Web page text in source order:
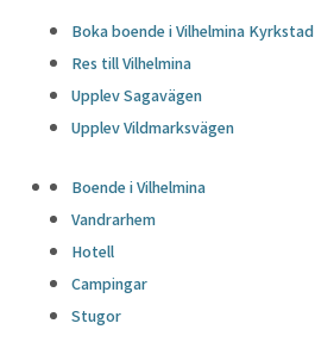
Boka boende i Vilhelmina Kyrkstad
Res till Vilhelmina
Upplev Sagavägen
Upplev Vildmarksvägen
Boende i Vilhelmina
Vandrarhem
Hotell
Campingar
Stugor